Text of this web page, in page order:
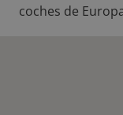
coches de